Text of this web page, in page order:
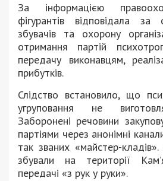
За інформацією
фігурантів відповідала за
збувачів та охорону
отримання партій
передачу виконавцям,
прибутків.
Слідство встановило, що
угруповання не
Заборонені речовини
партіями через анонімні
так званих «майстер-
збували на території
передачі «з рук у руки».